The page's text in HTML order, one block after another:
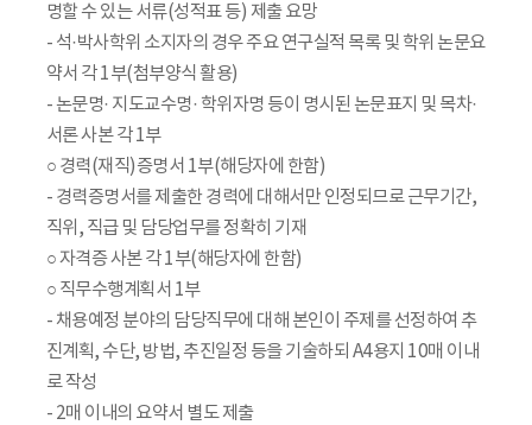
명할 수 있는 서류(성적표 등) 제출 요망
- 석·박사학위 소지자의 경우 주요 연구실적 목록 및 학위 논문요
약서 각 1부(첨부양식 활용)
- 논문명· 지도교수명· 학위자명 등이 명시된 논문표지 및 목차·
서론 사본 각 1부
○ 경력(재직)증명서 1부(해당자에 한함)
- 경력증명서를 제출한 경력에 대해서만 인정되므로 근무기간,
직위, 직급 및 담당업무를 정확히 기재
○ 자격증 사본 각 1부(해당자에 한함)
○ 직무수행계획서 1부
- 채용예정 분야의 담당직무에 대해 본인이 주제를 선정하여 추
진계획, 수단, 방법, 추진일정 등을 기술하되 A4용지 10매 이내
로 작성
- 2매 이내의 요약서 별도 제출